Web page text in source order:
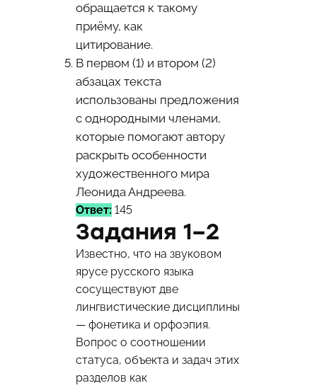
обращается к такому
приёму, как
цитирование.
В первом (1) и втором (2)
абзацах текста
использованы предложения
с однородными членами,
которые помогают автору
раскрыть особенности
художественного мира
Леонида Андреева.
Ответ: 145
Задания 1–2
Известно, что на звуковом
ярусе русского языка
сосуществуют две
лингвистические дисциплины
— фонетика и орфоэпия.
Вопрос о соотношении
статуса, объекта и задач этих
разделов как